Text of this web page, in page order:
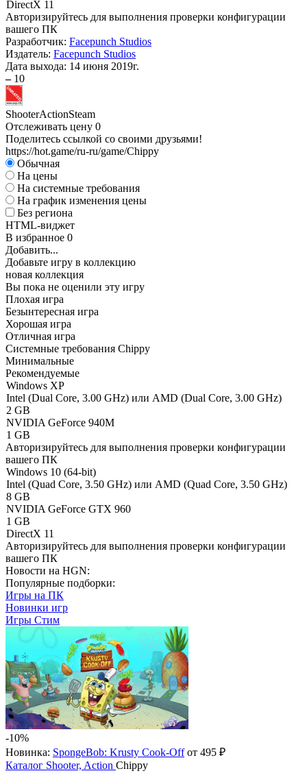
DirectX 11
Авторизируйтесь для выполнения проверки конфигурации
вашего ПК
Разработчик: Facepunch Studios
Издатель: Facepunch Studios
Дата выхода: 14 июня 2019г.
– 10
ShooterActionSteam
Отслеживать цену 0
Поделитесь ссылкой со своими друзьями!
https://hot.game/ru-ru/game/Chippy
Обычная
На цены
На системные требования
На график изменения цены
Без региона
HTML-виджет
В избранное 0
Добавить...
Добавьте игру в коллекцию
новая коллекция
Вы пока не оценили эту игру
Плохая игра
Безынтересная игра
Хорошая игра
Отличная игра
Системные требования Chippy
Минимальные
Рекомендуемые
Windows XP
Intel (Dual Core, 3.00 GHz) или AMD (Dual Core, 3.00 GHz)
2 GB
NVIDIA GeForce 940M
1 GB
Авторизируйтесь для выполнения проверки конфигурации
вашего ПК
Windows 10 (64-bit)
Intel (Quad Core, 3.50 GHz) или AMD (Quad Core, 3.50 GHz)
8 GB
NVIDIA GeForce GTX 960
1 GB
DirectX 11
Авторизируйтесь для выполнения проверки конфигурации
вашего ПК
Новости на HGN:
Популярные подборки:
Игры на ПК
Новинки игр
Игры Стим
-10%
Новинка: SpongeBob: Krusty Cook-Offот 495 ₽
Каталог Shooter, Action Chippy